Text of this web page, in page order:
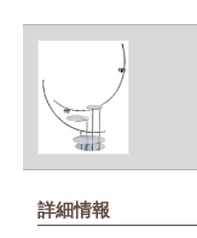
詳細情報